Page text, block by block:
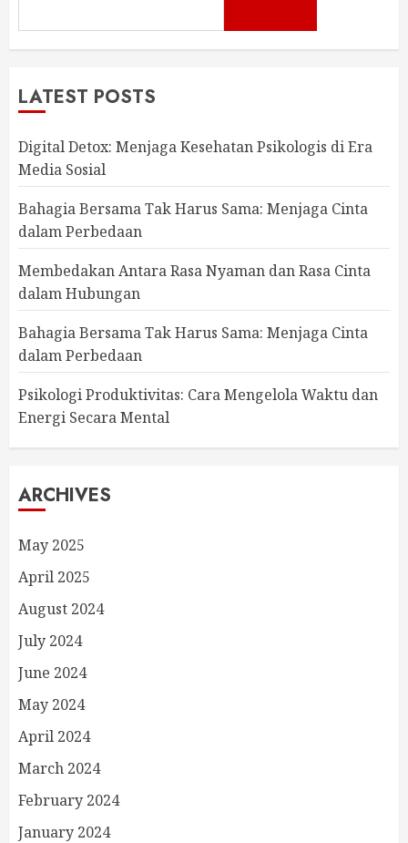
LATEST POSTS
Digital Detox: Menjaga Kesehatan Psikologis di Era
Media Sosial
Bahagia Bersama Tak Harus Sama: Menjaga Cinta
dalam Perbedaan
Membedakan Antara Rasa Nyaman dan Rasa Cinta
dalam Hubungan
Bahagia Bersama Tak Harus Sama: Menjaga Cinta
dalam Perbedaan
Psikologi Produktivitas: Cara Mengelola Waktu dan
Energi Secara Mental
ARCHIVES
May 2025
April 2025
August 2024
July 2024
June 2024
May 2024
April 2024
March 2024
February 2024
January 2024